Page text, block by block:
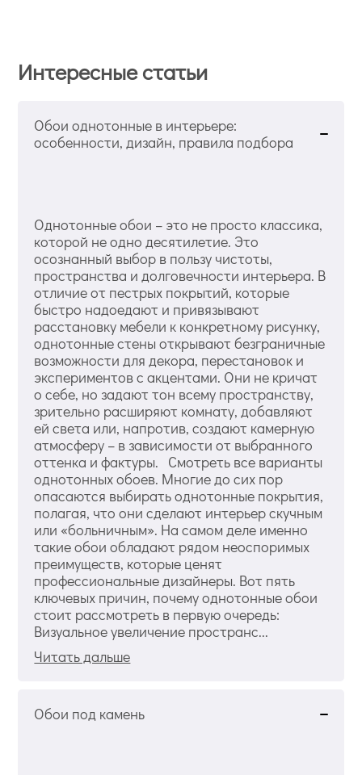
Интересные статьи
Обои однотонные в интерьере:
особенности, дизайн, правила подбора
Однотонные обои – это не просто классика,
которой не одно десятилетие. Это
осознанный выбор в пользу чистоты,
пространства и долговечности интерьера. В
отличие от пестрых покрытий, которые
быстро надоедают и привязывают
расстановку мебели к конкретному рисунку,
однотонные стены открывают безграничные
возможности для декора, перестановок и
экспериментов с акцентами. Они не кричат
о себе, но задают тон всему пространству,
зрительно расширяют комнату, добавляют
ей света или, напротив, создают камерную
атмосферу – в зависимости от выбранного
оттенка и фактуры. Смотреть все варианты
однотонных обоев. Многие до сих пор
опасаются выбирать однотонные покрытия,
полагая, что они сделают интерьер скучным
или «больничным». На самом деле именно
такие обои обладают рядом неоспоримых
преимуществ, которые ценят
профессиональные дизайнеры. Вот пять
ключевых причин, почему однотонные обои
стоит рассмотреть в первую очередь:
Визуальное увеличение пространс...
Читать дальше
Обои под камень